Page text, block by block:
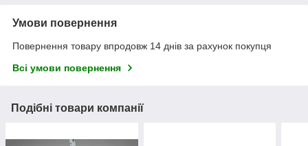
Умови повернення
Повернення товару впродовж 14 днів за рахунок покупця
Всі умови повернення
Подібні товари компанії